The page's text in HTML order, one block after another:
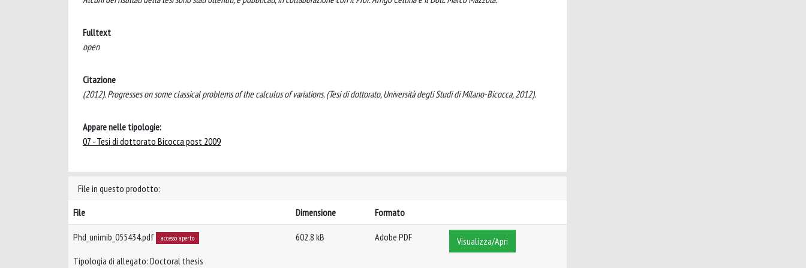
Fulltext
open
Citazione
(2012). Progresses on some classical problems of the calculus of variations. (Tesi di dottorato, Università degli Studi di Milano-Bicocca, 2012).
Appare nelle tipologie:
07 - Tesi di dottorato Bicocca post 2009
File in questo prodotto:
File
Dimensione Formato
Phd_unimib_055434.pdf accesso aperto
Tipologia di allegato: Doctoral thesis
602.8 kB Adobe PDF Visualizza/Apri